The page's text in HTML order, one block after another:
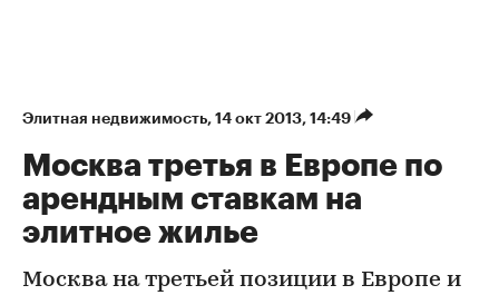
Элитная недвижимость⁠, 14 окт 2013, 14:49
Москва третья в Европе по
арендным ставкам на
элитное жилье
Москва на третьей позиции в Европе и